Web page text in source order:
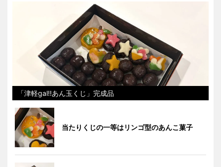
「津軽gal!!あん玉くじ」完成品
当たりくじの一等はリンゴ型のあんこ菓子